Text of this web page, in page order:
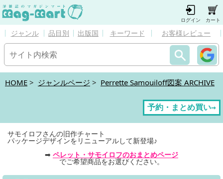
ログイン カート
ジャンル 品目別 出版国 キーワード お客様レビュー
HOME > ジャンルページ > Perrette Samouiloff図案 ARCHIVE
予約・まとめ買い→
サモイロフさんの旧作​チャート
パッケージデザインをリニューアルして新登場♪
➡ ペレット・サモイロフのおまとめページ
でご希望商品をお選びください。